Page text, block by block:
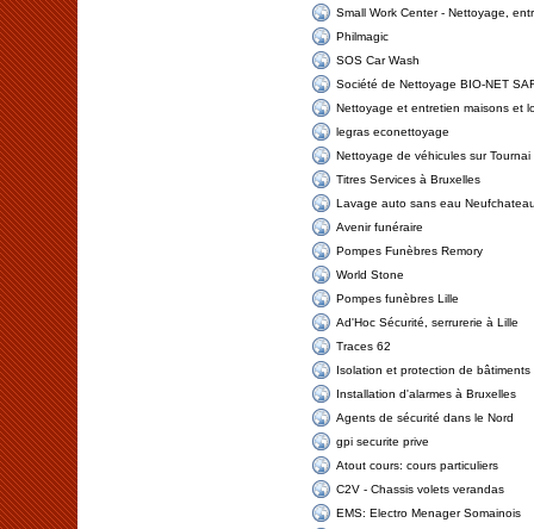
Small Work Center - Nettoyage,
Philmagic
SOS Car Wash
Société de Nettoyage BIO-NET
Nettoyage et entretien maisons et
legras econettoyage
Nettoyage de véhicules sur Tournai
Titres Services à Bruxelles
Lavage auto sans eau
Avenir funéraire
Pompes Funèbres Remory
World Stone
Pompes funèbres Lille
Ad'Hoc Sécurité, serrurerie à Lille
Traces 62
Isolation et protection de bâtiments
Installation d'alarmes à Bruxelles
Agents de sécurité dans le Nord
gpi securite prive
Atout cours: cours particuliers
C2V - Chassis volets verandas
EMS: Electro Menager Somainois